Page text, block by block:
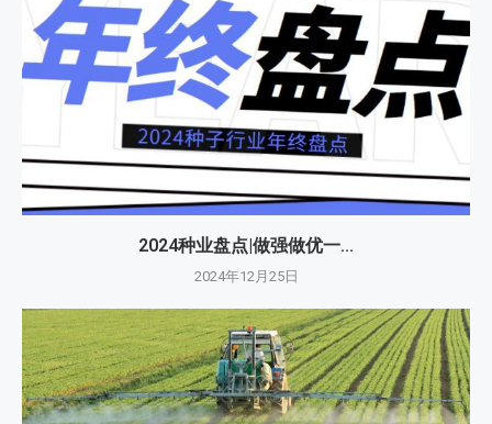
2024种业盘点|做强做优一...
2024年12月25日